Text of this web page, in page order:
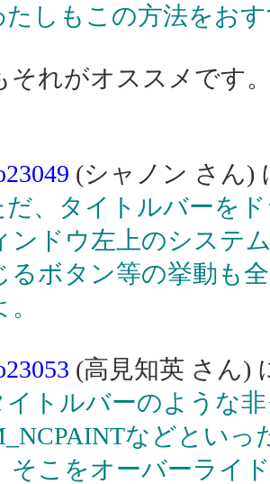
たしもこの方法をお
それがオススメです
(シャノン さん)
だ、タイトルバーを
ンドウ左上のシステ
るボタン等の挙動も
(高見知英 さん)
イトルバーのような
などとい
そこをオーバーライ